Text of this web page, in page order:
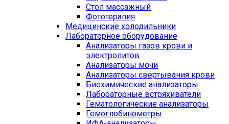
Стол массажный
Фототерапия
Медицинские холодильники
Лабораторное оборудование
Анализаторы газов крови и
электролитов
Анализаторы мочи
Анализаторы свёртывания крови
Биохимические анализаторы
Лабораторные встряхиватели
Гематологические анализаторы
Гемоглобинометры